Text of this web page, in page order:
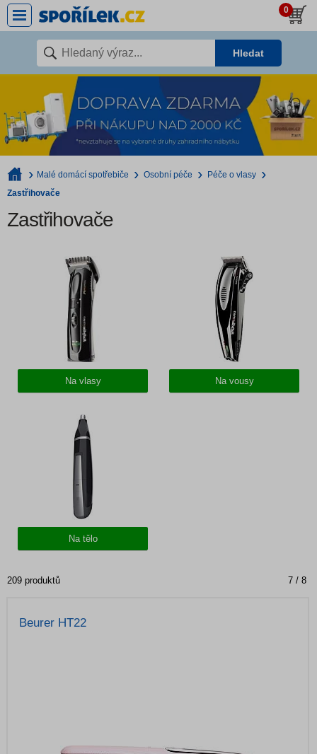
0
Hledat
Malé domácí spotřebiče Osobní péče
Péče o vlasy
Zastřihovače
Zastřihovače
Na vlasy Na vousy
Na tělo
209 produktů 7 / 8
Beurer HT22